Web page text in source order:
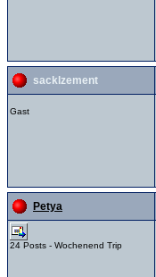
sacklzement
Gast
Petya
24 Posts - Wochenend Trip